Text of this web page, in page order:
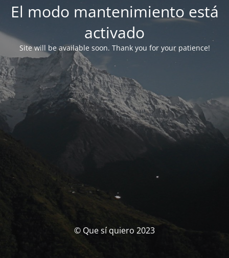
El modo mantenimiento está
activado
Site will be available soon. Thank you for your patience!
© Que sí quiero 2023